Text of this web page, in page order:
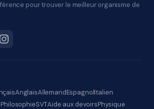
pour trouver le meilleur organisme de
AnglaisAllemandEspagnolItalien
PhilosophieSVTAide aux devoirsPhysique